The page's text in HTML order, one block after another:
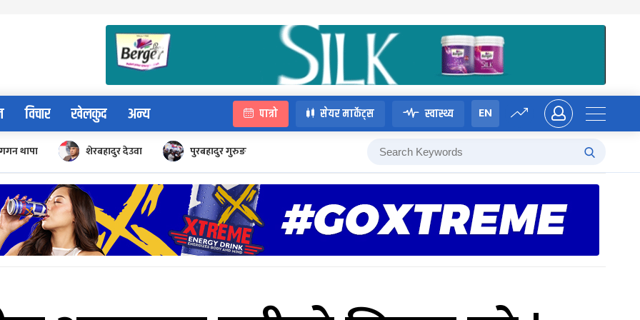
विचार खेलकुद अन्य पात्रो सेयर मार्केट्स स्वास्थ्य EN
गगन थापा शेरबहादुर देउवा पुरबहादुर गुरुङ